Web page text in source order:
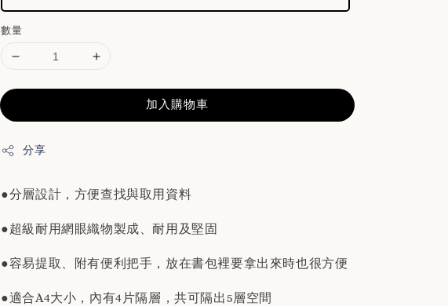
數量
加入購物車
分享
●分層設計，方便查找與取用資料
●超級耐用網眼織物製成、耐用及堅固
●容易提取、附有便利把手，放在書包裡要拿出來時也很方便
●適合A4大小，內有4片隔層，共可隔出5層空間